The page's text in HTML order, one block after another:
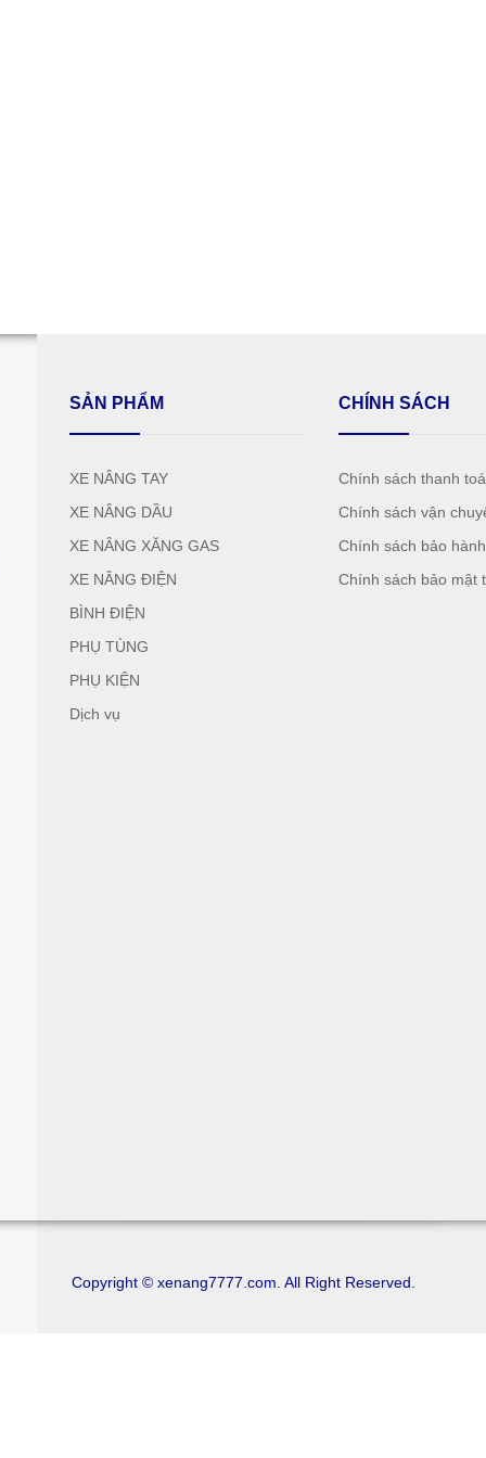
SẢN PHẨM
XE NÂNG TAY
XE NÂNG DẦU
XE NÂNG XĂNG GAS
XE NÂNG ĐIỆN
BÌNH ĐIỆN
PHỤ TÙNG
PHỤ KIỆN
Dịch vụ
CHÍNH SÁCH
Chính sách thanh
Chính sách vận
Chính sách bảo hành
Chính sách bảo mật
Copyright © xenang7777.com. All Right Reserved.